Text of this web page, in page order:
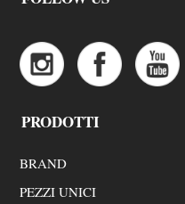
PRODOTTI
BRAND
PEZZI UNICI